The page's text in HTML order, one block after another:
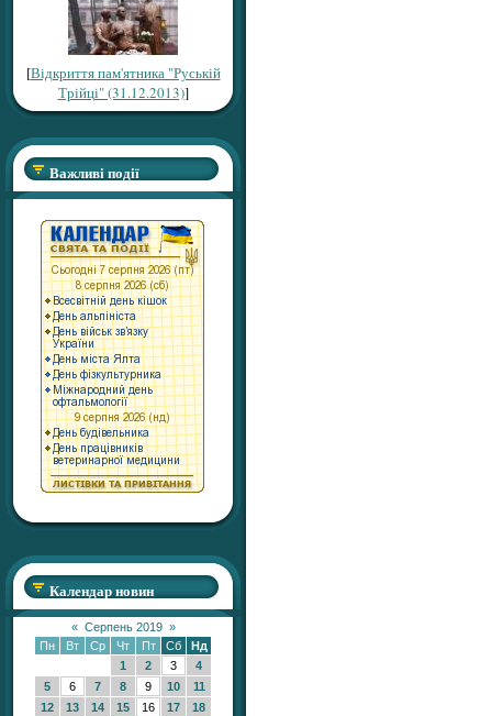
[Відкриття пам'ятника "Руській
Трійці" (31.12.2013)]
Важливі події
Календар новин
« Серпень 2019 »
Пн
Вт Ср Чт Пт Сб
Нд
1
2 3
4
5
6 7 8 9 10
11
12
13 14 15 16 17
18